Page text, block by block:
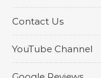
Contact Us
YouTube Channel